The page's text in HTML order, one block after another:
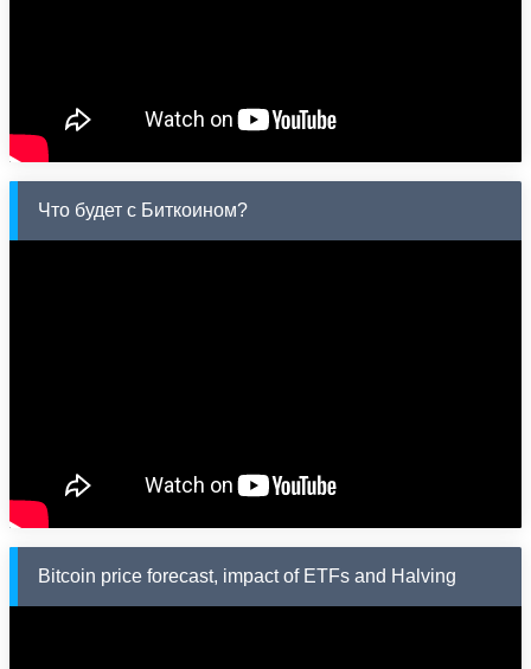
Что будет с Биткоином?
Bitcoin price forecast, impact of ETFs and Halving